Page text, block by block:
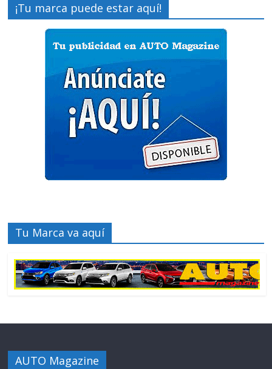
¡Tu marca puede estar aquí!
Tu Marca va aquí
AUTO Magazine